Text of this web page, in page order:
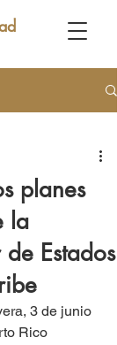
planes
la
Estados
3 de junio
Rico